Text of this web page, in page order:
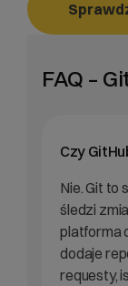
FAQ –
Czy
Nie. Git to
śledzi
platforma
dodaje
requesty,